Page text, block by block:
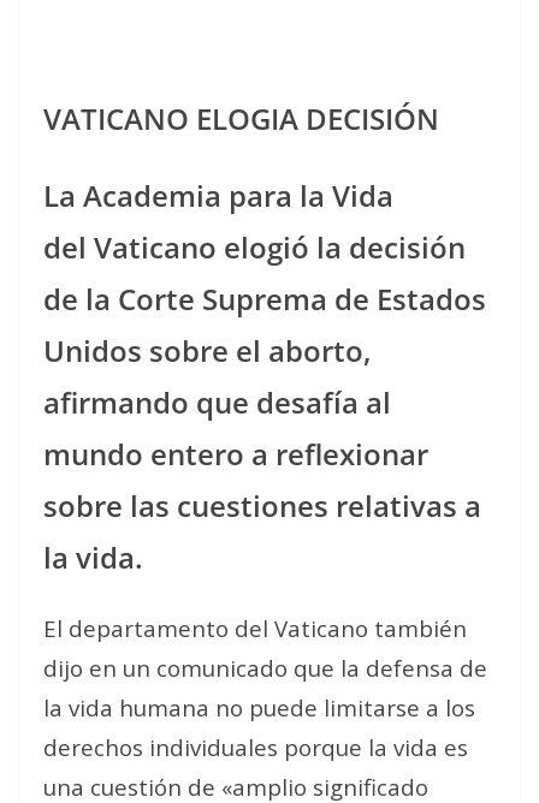
VATICANO ELOGIA DECISIÓN
La Academia para la Vida
del Vaticano elogió la decisión
de la Corte Suprema de Estados
Unidos sobre el aborto,
afirmando que desafía al
mundo entero a reflexionar
sobre las cuestiones relativas a
la vida.
El departamento del Vaticano también
dijo en un comunicado que la defensa de
la vida humana no puede limitarse a los
derechos individuales porque la vida es
una cuestión de «amplio significado